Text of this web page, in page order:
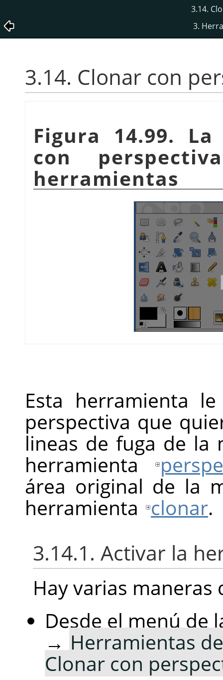
3.14.
3.
3.14. Clonar con
Figura 14.99.
con perspectiva
herramientas
Esta herramienta
perspectiva que
lineas de fuga de la
herramienta
área original de la
herramienta clonar.
3.14.1. Activar la
Hay varias
Desde el menú de
→ Herramientas
Clonar con